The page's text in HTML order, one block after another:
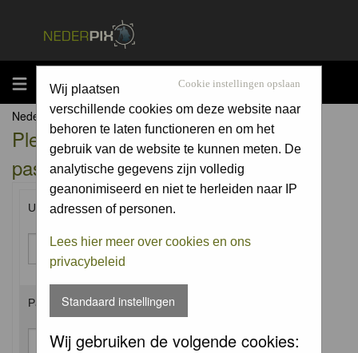
MENU Cookie instellingen opslaan
Wij plaatsen
verschillende cookies om deze website naar
behoren te laten functioneren en om het
gebruik van de website te kunnen meten. De
analytische gegevens zijn volledig
geanonimiseerd en niet te herleiden naar IP
adressen of personen.
Lees hier meer over cookies en ons
privacybeleid
Standaard instellingen
Wij gebruiken de volgende cookies:
Nederpix.nl Forum Index
Please enter your username and
password to log in.
Username:
Password: